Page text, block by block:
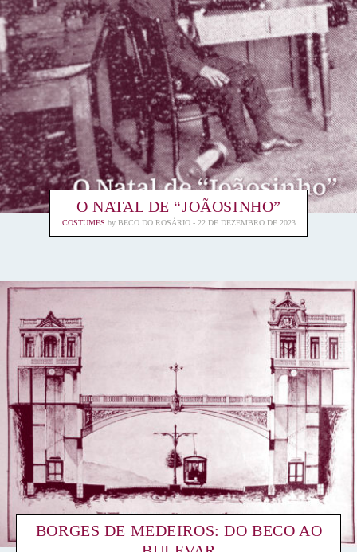
O NATAL DE “JOÃOSINHO”
COSTUMES by BECO DO ROSÁRIO 22 DE DEZEMBRO DE 2023
BORGES DE MEDEIROS: DO BECO AO